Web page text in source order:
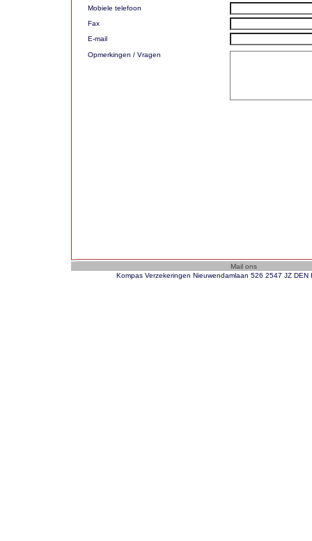
Mobiele telefoon
Fax
E-mail
Opmerkingen / Vragen
Kompas Verzekeringen Nieuwendamlaan 526 2547 JZ